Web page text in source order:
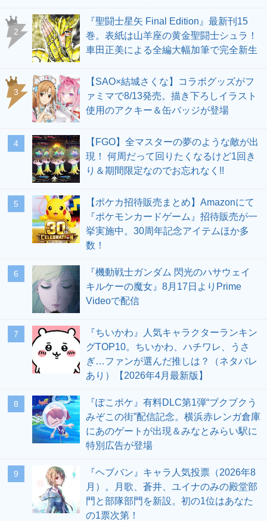
2
『聖闘士星矢 Final Edition』最新刊15
巻。表紙は山羊座の黄金聖闘士シュラ！
車田正美による全編大幅加筆で完全新生
3
【SAO×結城さくな】コラボグッズがフ
ァミマで8/13発売。描き下ろしイラスト
使用のアクキー＆缶バッジが登場
4
【FGO】全マスターの夢のような敵が出
現！ 何周だって回りたくなるけど1回き
り＆期間限定なのでお忘れなく!!
5
【ポケカ招待販売まとめ】Amazonにて
『ポケモンカードゲーム』招待販売が一
挙実施中。30周年記念アイテムほか多
数！
6
『機動戦士ガンダム 閃光のハサウェイ
キルケーの魔女』8月17日よりPrime
Videoで配信
7
『ちいかわ』人気キャラクターランキン
グTOP10。ちいかわ、ハチワレ、うさ
ぎ…ファンが選んだ推しは？（ネタバレ
あり）【2026年4月最新版】
8
『ぽこポケ』有料DLC第1弾“ブクブクう
みぞこの街”配信記念。横浜赤レンガ倉庫
にあのゲートが出現＆みなとみらい駅に
特別広告が登場
9
『ヘブバン』キャラ人気投票（2026年8
月）。月歌、蒼井、ユイナのみの殿堂部
門と部隊部門を新設。初の1位はあなた
の1票次第！